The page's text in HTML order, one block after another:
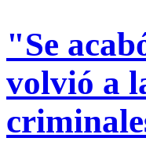
"Se
volvió a